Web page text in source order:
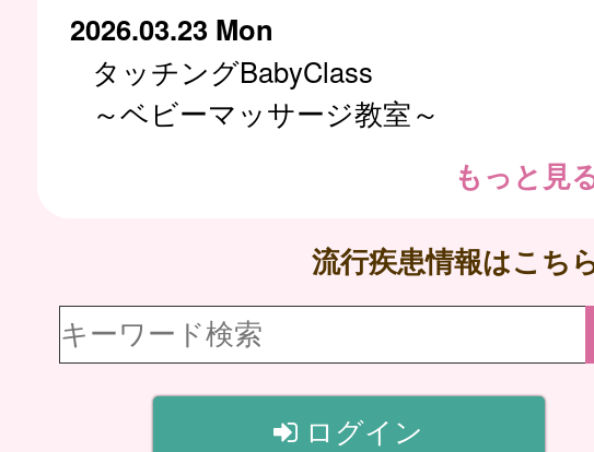
2026.03.23 Mon
タッチングBabyClass
～ベビーマッサージ教室～
もっと見
流行疾患情報はこち
ログイン